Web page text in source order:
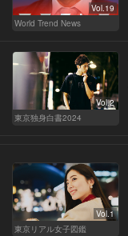
Vol.19
World Trend News
Vol.2
東京独身白書2024
Vol.1
東京リアル女子図鑑